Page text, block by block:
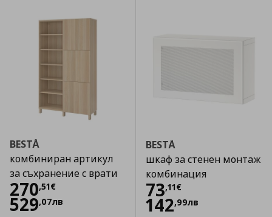
BESTÅ
комбиниран артикул
за съхранение с врати
270,51€
Цена
529,07лв
BESTÅ
шкаф за стенен монтаж
комбинация
73,11€
Цена
142,99лв